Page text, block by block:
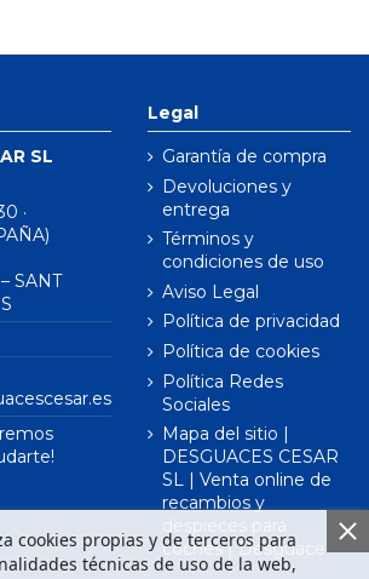
SL
·
SANT
Legal
Garantía de compra
Devoluciones y
entrega
Términos y
condiciones de uso
Aviso Legal
Política de privacidad
Política de cookies
Política Redes
Sociales
Mapa del sitio |
DESGUACES CESAR
SL | Venta online de
recambios y
despieces para
coches | Desguace
cookies propias y de terceros para
técnicas de uso de la web,